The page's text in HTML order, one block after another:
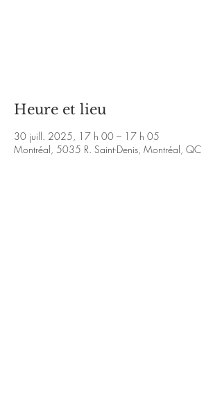
Heure et lieu
30 juill. 2025, 17 h 00 – 17 h 05
Montréal, 5035 R. Saint-Denis, Montréal, QC